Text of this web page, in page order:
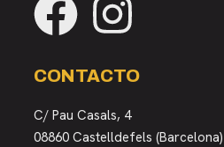
CONTACTO
C/ Pau Casals, 4
08860 Castelldefels (Barcelona)